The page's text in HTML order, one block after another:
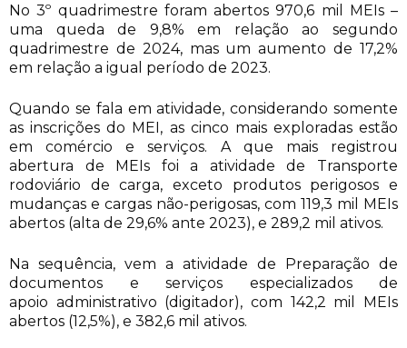
No 3º quadrimestre foram abertos 970,6 mil MEIs –
uma queda de 9,8% em relação ao segundo
quadrimestre de 2024, mas um aumento de 17,2%
em relação a igual período de 2023.
Quando se fala em atividade, considerando somente
as inscrições do MEI, as cinco mais exploradas estão
em comércio e serviços. A que mais registrou
abertura de MEIs foi a atividade de Transporte
rodoviário de carga, exceto produtos perigosos e
mudanças e cargas não-perigosas, com 119,3 mil MEIs
abertos (alta de 29,6% ante 2023), e 289,2 mil ativos.
Na sequência, vem a atividade de Preparação de
documentos e serviços especializados de
apoio administrativo (digitador), com 142,2 mil MEIs
abertos (12,5%), e 382,6 mil ativos.